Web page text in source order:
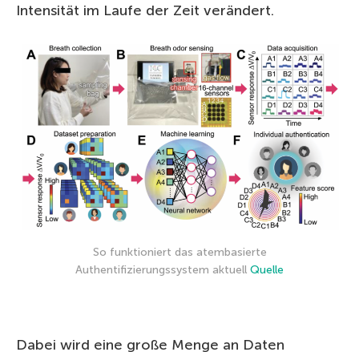
Intensität im Laufe der Zeit verändert.
So funktioniert das atembasierte
Authentifizierungssystem aktuell Quelle
Dabei wird eine große Menge an Daten